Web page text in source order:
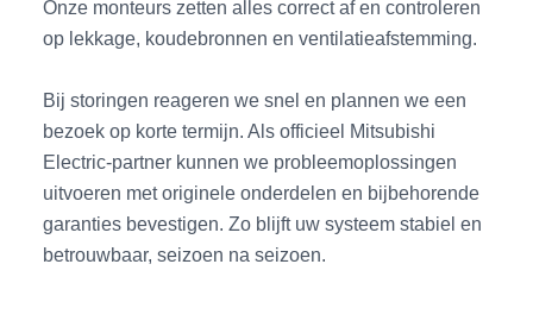
Onze monteurs zetten alles correct af en controleren
op lekkage, koudebronnen en ventilatieafstemming.
Bij storingen reageren we snel en plannen we een
bezoek op korte termijn. Als officieel Mitsubishi
Electric-partner kunnen we probleemoplossingen
uitvoeren met originele onderdelen en bijbehorende
garanties bevestigen. Zo blijft uw systeem stabiel en
betrouwbaar, seizoen na seizoen.